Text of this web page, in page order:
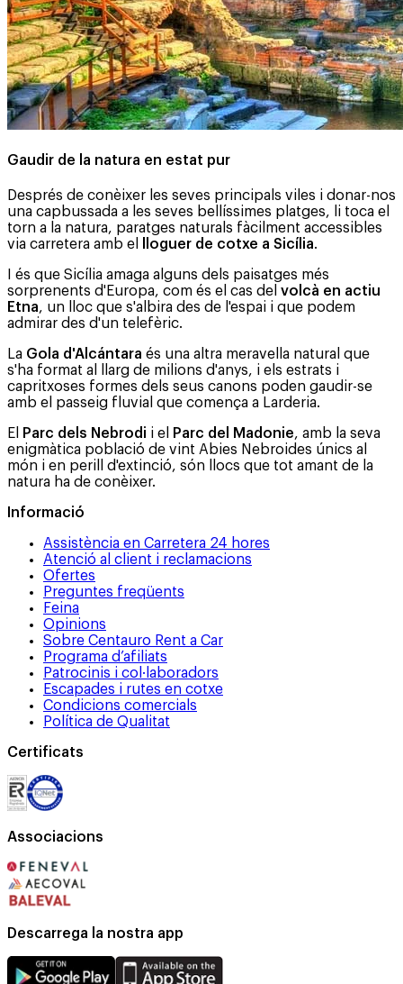
Gaudir de la natura en estat pur
Després de conèixer les seves principals viles i donar-nos
una capbussada a les seves bellíssimes platges, li toca el
torn a la natura, paratges naturals fàcilment accessibles
via carretera amb el
lloguer de cotxe a Sicília.
I és que Sicília amaga alguns dels paisatges més
sorprenents d'Europa, com és el cas del volcà en actiu
Etna, un lloc que s'albira des de l'espai i que podem
admirar des d'un telefèric.
La Gola d'Alcántara és una altra meravella natural que
s'ha format al llarg de milions d'anys, i els estrats i
capritxoses formes dels seus canons poden gaudir-se
amb el passeig fluvial que comença a Larderia.
El Parc dels Nebrodi i el Parc del Madonie, amb la seva
enigmàtica població de vint Abies Nebroides únics al
món i en perill d'extinció, són llocs que tot amant de la
natura ha de conèixer.
Informació
Assistència en Carretera 24 hores
Atenció al client i reclamacions
Ofertes
Preguntes freqüents
Feina
Opinions
Sobre Centauro Rent a Car
Programa d’afiliats
Patrocinis i col·laboradors
Escapades i rutes en cotxe
Condicions comercials
Política de Qualitat
Certificats
Associacions
Descarrega la nostra app